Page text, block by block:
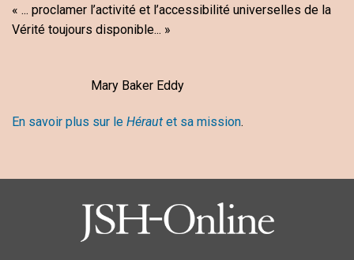
« ... proclamer l’activité et l’accessibilité universelles de la
Vérité toujours disponible... »
Mary Baker Eddy
En savoir plus sur le Héraut et sa mission.